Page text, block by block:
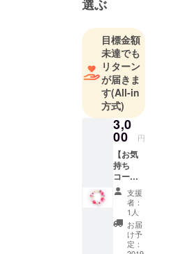
(2018 Miss
al Japan 日
本大会)
＜他＞
♦︎Miss
Universe
Japan
Miyagi ファ
イナリスト
♦︎2012ミス東
北学院大学
グランプリ
♦︎第22代 青葉
城 護国神社
準ミス福娘
選ぶ
目標金額
未達でも
リターン
が届きま
す(All-in
方式)
3,0
00 円
【お気
持ち
コース
①】 心
のこ
もった
お礼の
メッ
セージ
支援
者：
1人
お届
け予
定：